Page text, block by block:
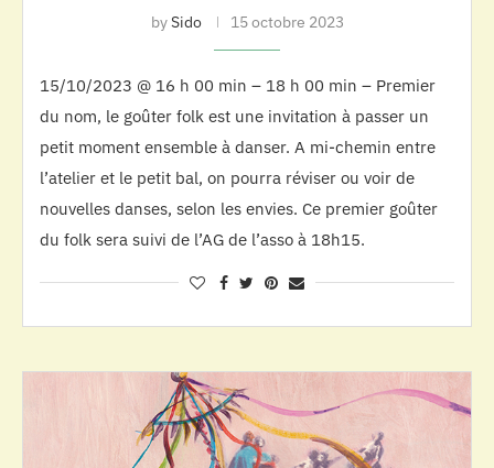
bySido 15 octobre 2023
15/10/2023 @ 16 h 00 min – 18 h 00 min – Premier
du nom, le goûter folk est une invitation à passer un
petit moment ensemble à danser. A mi-chemin entre
l’atelier et le petit bal, on pourra réviser ou voir de
nouvelles danses, selon les envies. Ce premier goûter
du folk sera suivi de l’AG de l’asso à 18h15.